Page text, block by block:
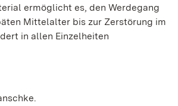
ermöglicht es, den Werdegang
Mittelalter bis zur Zerstörung im
in allen Einzelheiten